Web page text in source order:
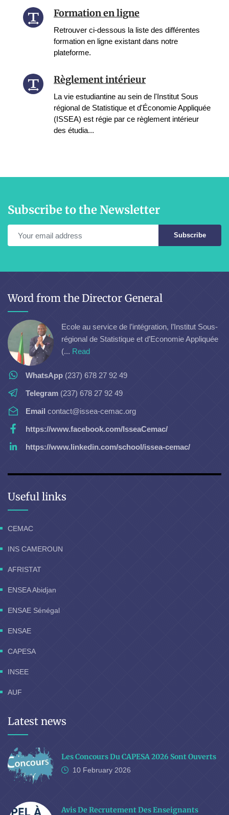
Formation en ligne
Retrouver ci-dessous la liste des différentes
formation en ligne existant dans notre
plateforme.
Règlement intérieur
La vie estudiantine au sein de l'Institut Sous
régional de Statistique et d'Économie Appliquée
(ISSEA) est régie par ce règlement intérieur
des étudia...
Subscribe to the Newsletter
Subscribe
Word from the Director General
Ecole au service de l’intégration, l’Institut Sous-
régional de Statistique et d’Economie Appliquée
(... Read
WhatsApp (237) 678 27 92 49
Telegram (237) 678 27 92 49
Email contact@issea-cemac.org
https://www.facebook.com/IsseaCemac/
https://www.linkedin.com/school/issea-cemac/
Useful links
CEMAC
INS CAMEROUN
AFRISTAT
ENSEA Abidjan
ENSAE Sénégal
ENSAE
CAPESA
INSEE
AUF
Latest news
Les Concours Du CAPESA 2026 Sont Ouverts
10 February 2026
Avis De Recrutement Des Enseignants